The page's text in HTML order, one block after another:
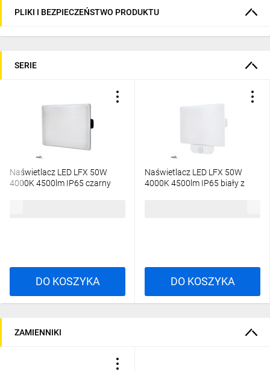
PLIKI I BEZPIECZEŃSTWO PRODUKTU
SERIE
Naświetlacz LED LFX 50W
4000K 4500lm IP65 czarny
DO KOSZYKA
Naświetlacz LED LFX 50W
4000K 4500lm IP65 biały z
DO KOSZYKA
ZAMIENNIKI